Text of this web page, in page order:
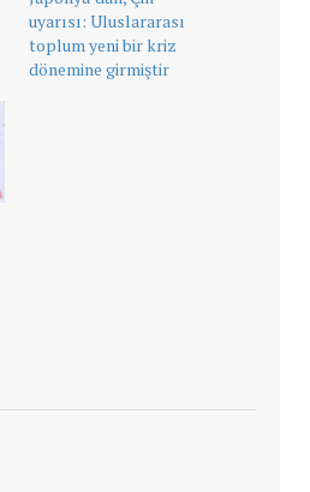
uyarısı: Uluslararası
toplum yeni bir kriz
dönemine girmiştir